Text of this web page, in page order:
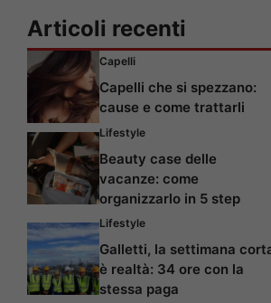
Articoli recenti
Capelli
Capelli che si spezzano:
cause e come trattarli
Lifestyle
Beauty case delle
vacanze: come
organizzarlo in 5 step
Lifestyle
Galletti, la settimana
è realtà: 34 ore con la
stessa paga